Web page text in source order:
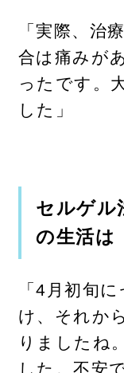
「実際、治
合は痛みが
ったです。
した」
セルゲル
の生活は
「4月初旬
け、それか
りましたね
した。不安